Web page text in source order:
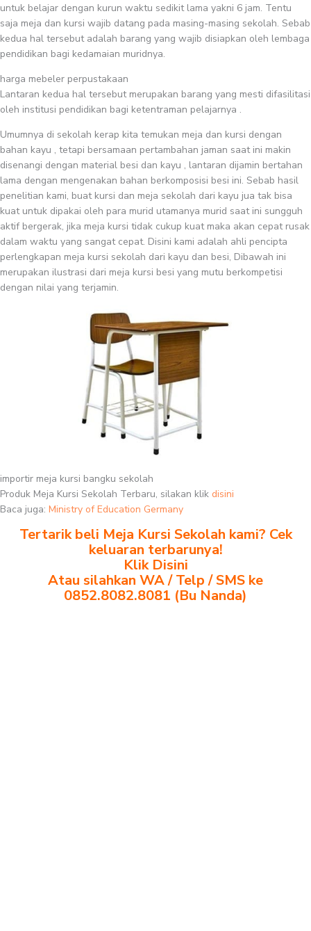
untuk belajar dengan kurun waktu sedikit lama yakni 6 jam. Tentu
saja meja dan kursi wajib datang pada masing-masing sekolah. Sebab
kedua hal tersebut adalah barang yang wajib disiapkan oleh lembaga
pendidikan bagi kedamaian muridnya.
harga mebeler perpustakaan
Lantaran kedua hal tersebut merupakan barang yang mesti difasilitasi
oleh institusi pendidikan bagi ketentraman pelajarnya .
Umumnya di sekolah kerap kita temukan meja dan kursi dengan
bahan kayu , tetapi bersamaan pertambahan jaman saat ini makin
disenangi dengan material besi dan kayu , lantaran dijamin bertahan
lama dengan mengenakan bahan berkomposisi besi ini. Sebab hasil
penelitian kami, buat kursi dan meja sekolah dari kayu jua tak bisa
kuat untuk dipakai oleh para murid utamanya murid saat ini sungguh
aktif bergerak, jika meja kursi tidak cukup kuat maka akan cepat rusak
dalam waktu yang sangat cepat. Disini kami adalah ahli pencipta
perlengkapan meja kursi sekolah dari kayu dan besi, Dibawah ini
merupakan ilustrasi dari meja kursi besi yang mutu berkompetisi
dengan nilai yang terjamin.
importir meja kursi bangku sekolah
Produk Meja Kursi Sekolah Terbaru, silakan klik disini
Baca juga: Ministry of Education Germany
Tertarik beli Meja Kursi Sekolah kami? Cek
keluaran terbarunya!
Klik Disini
Atau silahkan WA / Telp / SMS ke
0852.8082.8081 (Bu Nanda)